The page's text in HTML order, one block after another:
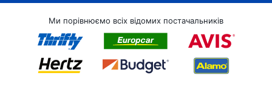
Ми порівнюємо всіх відомих постачальників